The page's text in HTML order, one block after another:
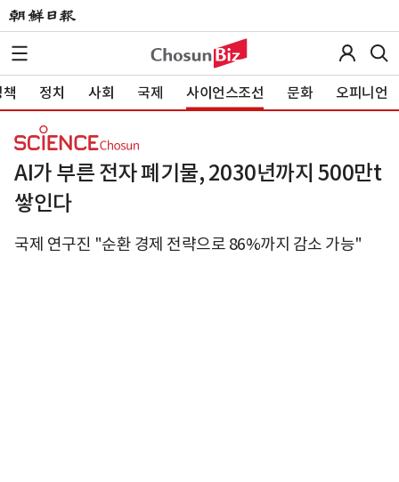
정치 사회 국제 사이언스조선 문화 오피니언
AI가 부른 전자 폐기물, 2030년까지 500만t
쌓인다
국제 연구진 "순환 경제 전략으로 86%까지 감소 가능"